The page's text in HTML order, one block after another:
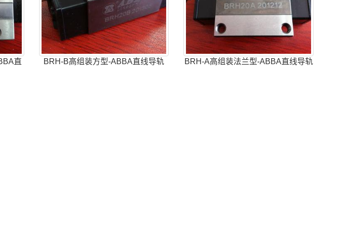
直
BRH-B高组装方型-ABBA直线导轨 BRH-A高组装法兰型-ABBA直线导轨